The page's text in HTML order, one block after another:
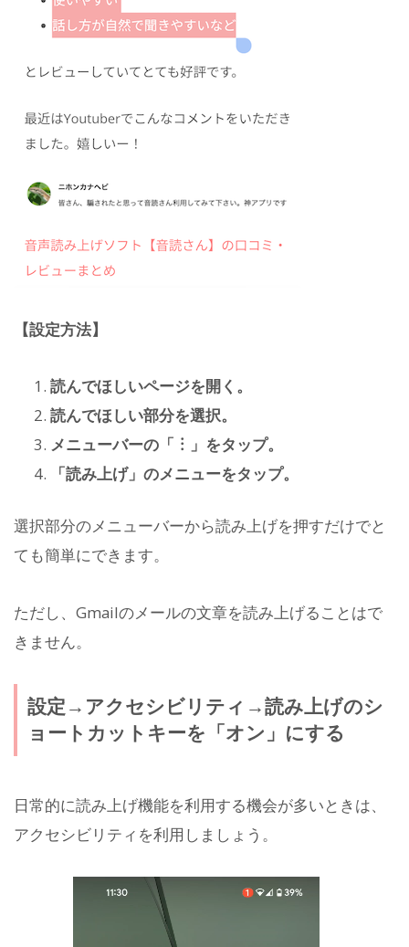
【設定方法】
読んでほしいページを開く。
読んでほしい部分を選択。
メニューバーの「︙」をタップ。
「読み上げ」のメニューをタップ。
選択部分のメニューバーから読み上げを押すだけでと
ても簡単にできます。
ただし、Gmailのメールの文章を読み上げることはで
きません。
設定→アクセシビリティ→読み上げのシ
ョートカットキーを「オン」にする
日常的に読み上げ機能を利用する機会が多いときは、
アクセシビリティを利用しましょう。